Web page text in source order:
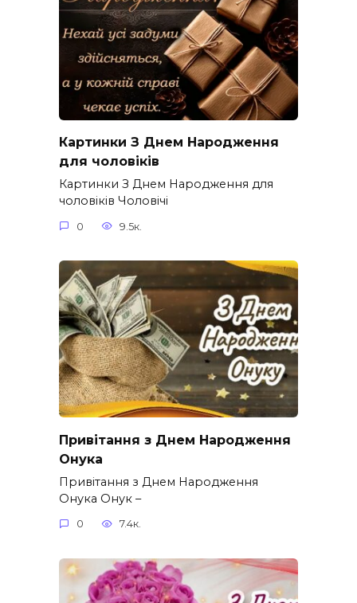
Картинки З Днем Народження
для чоловіків​
Картинки З Днем Народження для
чоловіків​ Чоловічі
0 9.5к.
Привітання з Днем Народження
Онука
Привітання з Днем Народження
Онука Онук –
0 7.4к.